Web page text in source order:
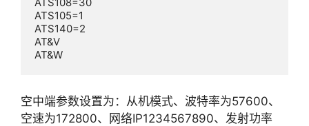
ATS108=30
ATS105=1
ATS140=2
AT&V
AT&W
空中端参数设置为：从机模式、波特率为57600、
空速为172800、网络IP1234567890、发射功率